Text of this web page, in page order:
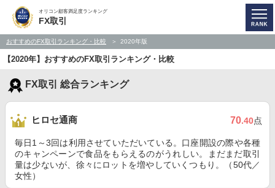
オリコン顧客満足度ランキング
FX取引
おすすめのFX取引ランキング・比較 2020年版
【2020年】おすすめのFX取引ランキング・比較
FX取引 総合ランキング
ヒロセ通商 70.40点
毎日1～3回は利用させていただいている。口座開設の際や各種
のキャンペーンで食品をもらえるのがうれしい。まだまだ取引
量は少ないが、徐々にロットを増やしていくつもり。（50代／
女性）